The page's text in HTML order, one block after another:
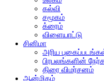
கல்வி
சமூகம்
க்ரைம்
விளையாட்டு
சினிமா
அரிய
பிரபலங்களின்
திரை விமர்சனம்
ஆன்மிகம்